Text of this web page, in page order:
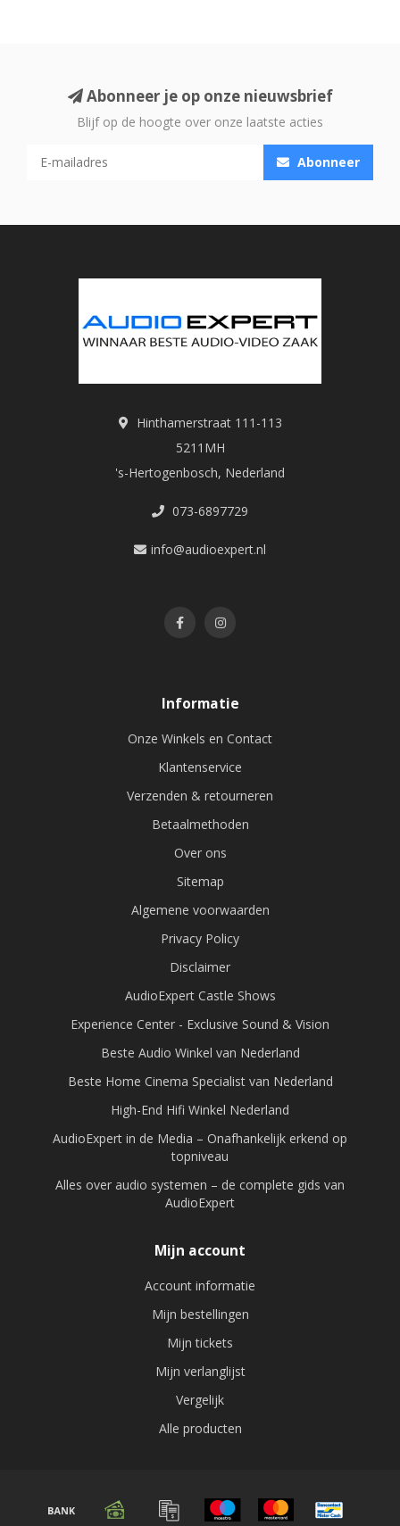
Abonneer je op onze nieuwsbrief
Blijf op de hoogte over onze laatste acties
Abonneer
Hinthamerstraat 111-113
5211MH
's-Hertogenbosch, Nederland
073-6897729
info@audioexpert.nl
Informatie
Onze Winkels en Contact
Klantenservice
Verzenden & retourneren
Betaalmethoden
Over ons
Sitemap
Algemene voorwaarden
Privacy Policy
Disclaimer
AudioExpert Castle Shows
Experience Center - Exclusive Sound & Vision
Beste Audio Winkel van Nederland
Beste Home Cinema Specialist van Nederland
High-End Hifi Winkel Nederland
AudioExpert in de Media – Onafhankelijk erkend op
topniveau
Alles over audio systemen – de complete gids van
AudioExpert
Mijn account
Account informatie
Mijn bestellingen
Mijn tickets
Mijn verlanglijst
Vergelijk
Alle producten